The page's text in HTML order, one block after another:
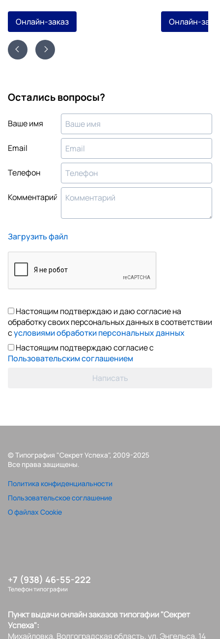
Онлайн-заказ Онлайн-
Остались вопросы?
Ваше имя
Email
Телефон
Комментарий
Загрузить файл
Настоящим подтверждаю и даю согласие на
обработку своих персональных данных в соответствии
сусловиями обработки персональных данных
Настоящим подтверждаю согласие с
Пользовательским соглашением
Написать
© Типография "Секрет Успеха", 2009-2025
Все права защищены.
Политика конфиденциальности
Пользовательское соглашение
О файлах Cookie
+7 (938) 46-55-222
Телефон типографии
Пункт выдачи онлайн заказов типогафии "Секрет
Успеха":
Михайловка, Волгоградская область, ул. Энгельса, 14